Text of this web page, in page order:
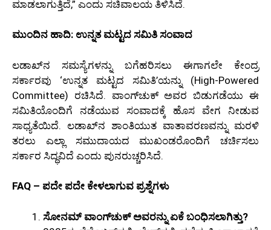
ಮಾಡಲಾಗುತ್ತಿದೆ,” ಎಂದು ಸಚಿವಾಲಯ ತಿಳಿಸಿದೆ.
ಮುಂದಿನ ಹಾದಿ: ಉನ್ನತ ಮಟ್ಟದ ಸಮಿತಿ ಸಂವಾದ
ಲಡಾಖ್‌ನ ಸಮಸ್ಯೆಗಳನ್ನು ಬಗೆಹರಿಸಲು ಈಗಾಗಲೇ ಕೇಂದ್ರ
ಸರ್ಕಾರವು ‘ಉನ್ನತ ಮಟ್ಟದ ಸಮಿತಿ’ಯನ್ನು (High-Powered
Committee) ರಚಿಸಿದೆ. ವಾಂಗ್‌ಚುಕ್ ಅವರ ಬಿಡುಗಡೆಯು ಈ
ಸಮಿತಿಯೊಂದಿಗೆ ನಡೆಯುವ ಸಂವಾದಕ್ಕೆ ಹೊಸ ವೇಗ ನೀಡುವ
ಸಾಧ್ಯತೆಯಿದೆ. ಲಡಾಖ್‌ನ ಶಾಂತಿಯುತ ವಾತಾವರಣವನ್ನು ಮರಳಿ
ತರಲು ಎಲ್ಲಾ ಸಮುದಾಯದ ಮುಖಂಡರೊಂದಿಗೆ ಚರ್ಚಿಸಲು
ಸರ್ಕಾರ ಸಿದ್ಧವಿದೆ ಎಂದು ಪುನರುಚ್ಚರಿಸಿದೆ.
FAQ – ಪದೇ ಪದೇ ಕೇಳಲಾಗುವ ಪ್ರಶ್ನೆಗಳು
ಸೋನಮ್ ವಾಂಗ್‌ಚುಕ್ ಅವರನ್ನು ಏಕೆ ಬಂಧಿಸಲಾಗಿತ್ತು?